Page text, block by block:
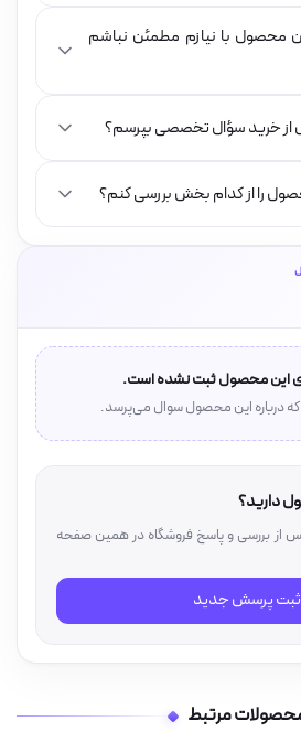
محصول با نیازم مطمئن نباشم
از خرید سؤال تخصصی بپرسم؟
را از کدام بخش بررسی کنم؟
این محصول ثبت نشده است.
که درباره این محصول سوال می‌پرسد.
دارید؟
از بررسی و پاسخ فروشگاه در همین صفحه
ثبت پرسش جدید
مرتبط